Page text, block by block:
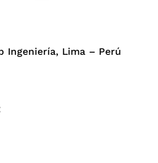
Ingeniería, Lima – Perú